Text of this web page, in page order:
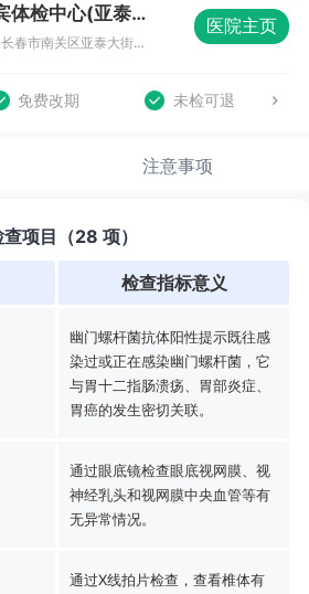
长春爱康国宾体检中心(亚泰鸿城西域分院)
长春市南关区亚泰大街与南湖大路交汇6988号（南岭小学对过）
医院主页
免费改期 未检可退
注意事项
项目（28 项）
检查指标意义
幽门螺杆菌抗体阳性提示既往感
染过或正在感染幽门螺杆菌，它
与胃十二指肠溃疡、胃部炎症、
胃癌的发生密切关联。
通过眼底镜检查眼底视网膜、视
神经乳头和视网膜中央血管等有
无异常情况。
通过X线拍片检查，查看椎体有